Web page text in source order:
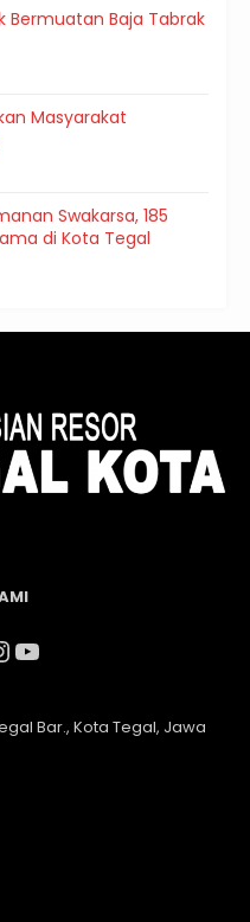
Bermuatan Baja Tabrak
Masyarakat
Swakarsa, 185
di Kota Tegal
YouTube
Bar., Kota Tegal, Jawa